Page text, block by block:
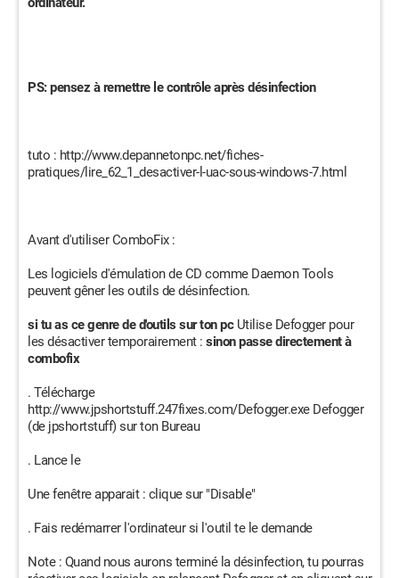
PS: pensez à remettre le contrôle après désinfection
tuto : http://www.depannetonpc.net/fiches-
pratiques/lire_62_1_desactiver-l-uac-sous-windows-7.html
Avant d'utiliser ComboFix :
Les logiciels d'émulation de CD comme Daemon Tools
peuvent gêner les outils de désinfection.
si tu as ce genre de d'outils sur ton pc Utilise Defogger pour
les désactiver temporairement : sinon passe directement à
combofix
. Télécharge
http://www.jpshortstuff.247fixes.com/Defogger.exe Defogger
(de jpshortstuff) sur ton Bureau
. Lance le
Une fenêtre apparait : clique sur "Disable"
. Fais redémarrer l'ordinateur si l'outil te le demande
Note : Quand nous aurons terminé la désinfection, tu pourras